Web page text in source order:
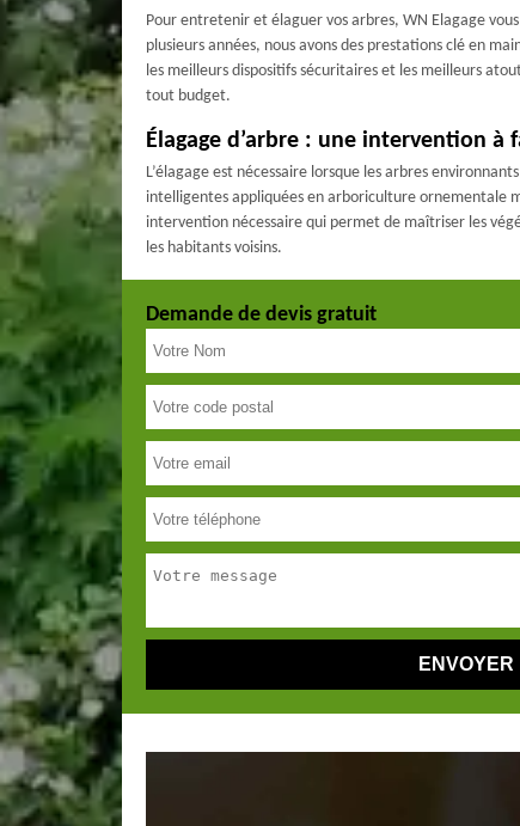
Pour entretenir et élaguer vos arbres, WN Elagage
plusieurs années, nous avons des prestations clé en
les meilleurs dispositifs sécuritaires et les meilleurs
tout budget.
Élagage d’arbre : une intervention à
L’élagage est nécessaire lorsque les arbres
intelligentes appliquées en arboriculture ornementale
intervention nécessaire qui permet de maîtriser les
les habitants voisins.
Demande de devis gratuit